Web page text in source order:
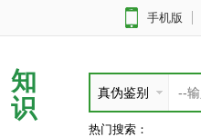
手机版
知
识
真伪鉴别
热门搜索：